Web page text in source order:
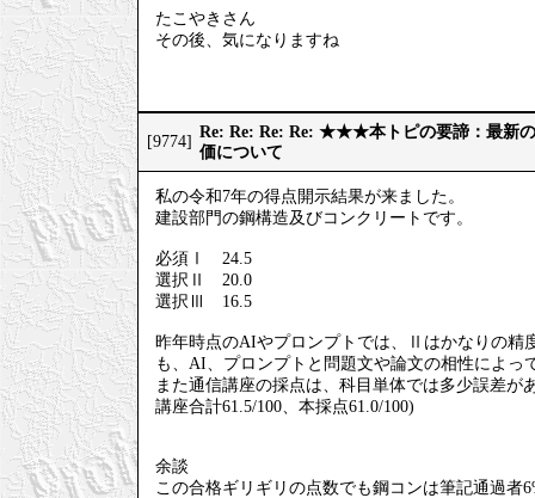
たこやきさん
その後、気になりますね
[9774]
Re: Re: Re: Re: ★★★本トピの要諦：最新
価について
私の令和7年の得点開示結果が来ました。
建設部門の鋼構造及びコンクリートです。
必須Ⅰ 24.5
選択Ⅱ 20.0
選択Ⅲ 16.5
昨年時点のAIやプロンプトでは、Ⅱはかなりの
も、AI、プロンプトと問題文や論文の相性によっ
また通信講座の採点は、科目単体では多少誤差
講座合計61.5/100、本採点61.0/100)
余談
この合格ギリギリの点数でも鋼コンは筆記通過者